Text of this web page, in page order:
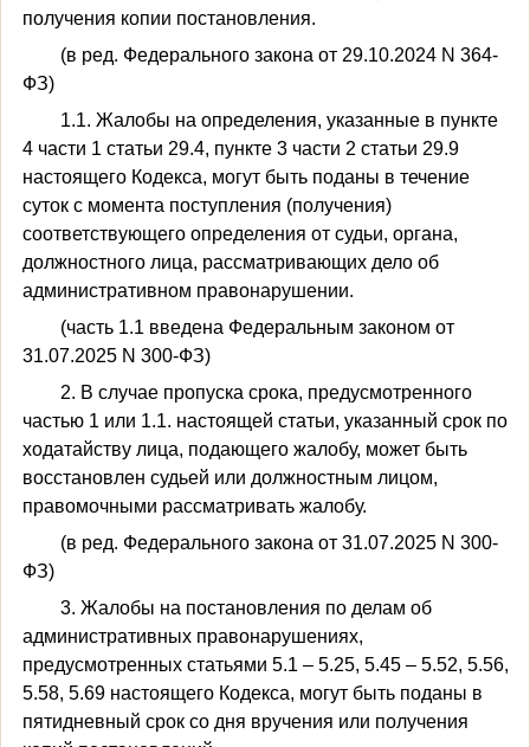
получения копии постановления.
(в ред. Федерального закона от 29.10.2024 N 364-
ФЗ)
1.1. Жалобы на определения, указанные в пункте
4 части 1 статьи 29.4, пункте 3 части 2 статьи 29.9
настоящего Кодекса, могут быть поданы в течение
суток с момента поступления (получения)
соответствующего определения от судьи, органа,
должностного лица, рассматривающих дело об
административном правонарушении.
(часть 1.1 введена Федеральным законом от
31.07.2025 N 300-ФЗ)
2. В случае пропуска срока, предусмотренного
частью 1 или 1.1. настоящей статьи, указанный срок по
ходатайству лица, подающего жалобу, может быть
восстановлен судьей или должностным лицом,
правомочными рассматривать жалобу.
(в ред. Федерального закона от 31.07.2025 N 300-
ФЗ)
3. Жалобы на постановления по делам об
административных правонарушениях,
предусмотренных статьями 5.1 – 5.25, 5.45 – 5.52, 5.56,
5.58, 5.69 настоящего Кодекса, могут быть поданы в
пятидневный срок со дня вручения или получения